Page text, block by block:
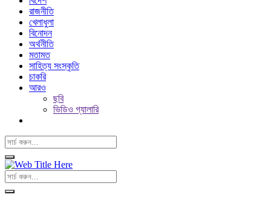
রাজনীতি
খেলাধুলা
বিনোদন
অর্থনীতি
মতামত
সাহিত্য সংস্কৃতি
চাকরি
আরও
ছবি
ভিডিও গ্যালারি